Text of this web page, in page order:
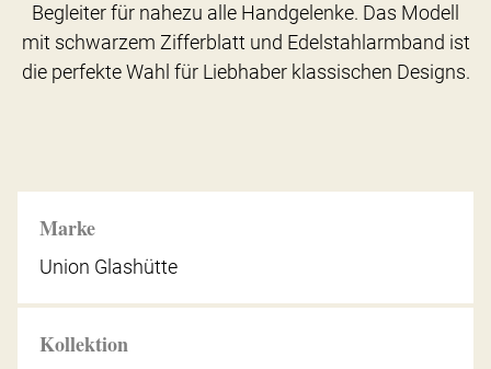
Marke
Union Glashütte
Kollektion
Begleiter für nahezu alle Handgelenke. Das Modell
mit schwarzem Zifferblatt und Edelstahlarmband ist
die perfekte Wahl für Liebhaber klassischen Designs.